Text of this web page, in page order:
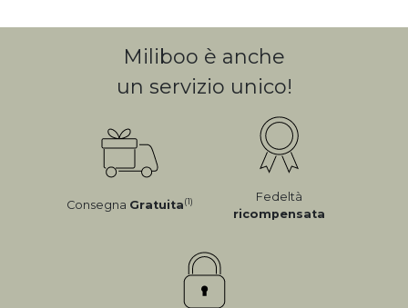
Miliboo è anche
un servizio unico!
Consegna Gratuita(1)
Fedeltà
ricompensata